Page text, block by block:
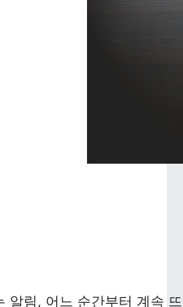
알림, 어느 순간부터 계속